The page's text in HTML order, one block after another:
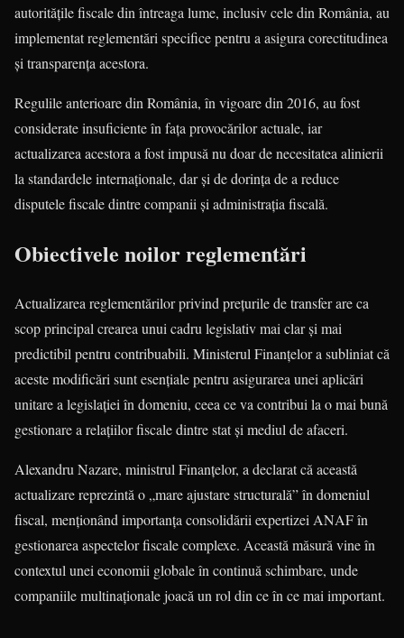
autoritățile fiscale din întreaga lume, inclusiv cele din România, au
implementat reglementări specifice pentru a asigura corectitudinea
și transparența acestora.
Regulile anterioare din România, în vigoare din 2016, au fost
considerate insuficiente în fața provocărilor actuale, iar
actualizarea acestora a fost impusă nu doar de necesitatea alinierii
la standardele internaționale, dar și de dorința de a reduce
disputele fiscale dintre companii și administrația fiscală.
Obiectivele noilor reglementări
Actualizarea reglementărilor privind prețurile de transfer are ca
scop principal crearea unui cadru legislativ mai clar și mai
predictibil pentru contribuabili. Ministerul Finanțelor a subliniat că
aceste modificări sunt esențiale pentru asigurarea unei aplicări
unitare a legislației în domeniu, ceea ce va contribui la o mai bună
gestionare a relațiilor fiscale dintre stat și mediul de afaceri.
Alexandru Nazare, ministrul Finanțelor, a declarat că această
actualizare reprezintă o „mare ajustare structurală” în domeniul
fiscal, menționând importanța consolidării expertizei ANAF în
gestionarea aspectelor fiscale complexe. Această măsură vine în
contextul unei economii globale în continuă schimbare, unde
companiile multinaționale joacă un rol din ce în ce mai important.